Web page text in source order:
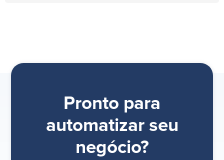
Pronto para
automatizar seu
negócio?